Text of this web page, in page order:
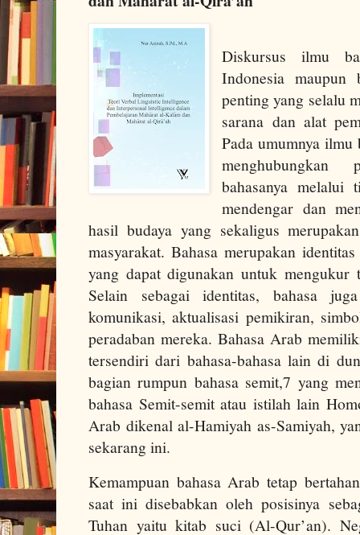
Diskursus ilmu
Indonesia maupun
penting yang selalu
sarana dan alat
Pada umumnya ilmu
menghubungkan
bahasanya melalui
mendengar dan
hasil budaya yang sekaligus
masyarakat. Bahasa merupakan
yang dapat digunakan untuk mengukur
Selain sebagai identitas, bahasa
komunikasi, aktualisasi pemikiran,
peradaban mereka. Bahasa Arab
tersendiri dari bahasa-bahasa lain di
bagian rumpun bahasa semit,7 yang
bahasa Semit-semit atau istilah lain
Arab dikenal al-Hamiyah as-Samiyah,
sekarang ini.
Kemampuan bahasa Arab tetap
saat ini disebabkan oleh posisinya
Tuhan yaitu kitab suci (Al-Qur’an).